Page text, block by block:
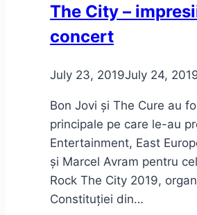
The City –
concert
July 23, 2019July 24,
Bon Jovi și The Cure au
principale pe care le-au
Entertainment, East
și Marcel Avram pentru
Rock The City 2019,
Constituției din…